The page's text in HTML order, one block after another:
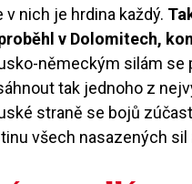
v nich je hrdina každý.
v Dolomitech,
německým silám
tak jednoho z
straně se bojů
všech nasazených